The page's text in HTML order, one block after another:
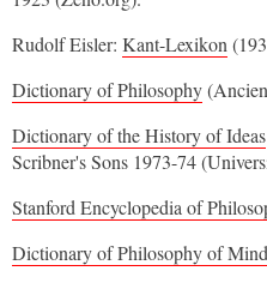
Rudolf Eisler:Kant-Lexikon
Dictionary of Philosophy
Dictionary of the History of Ideas
Scribner's Sons 1973-74
Stanford Encyclopedia of
Dictionary of Philosophy of